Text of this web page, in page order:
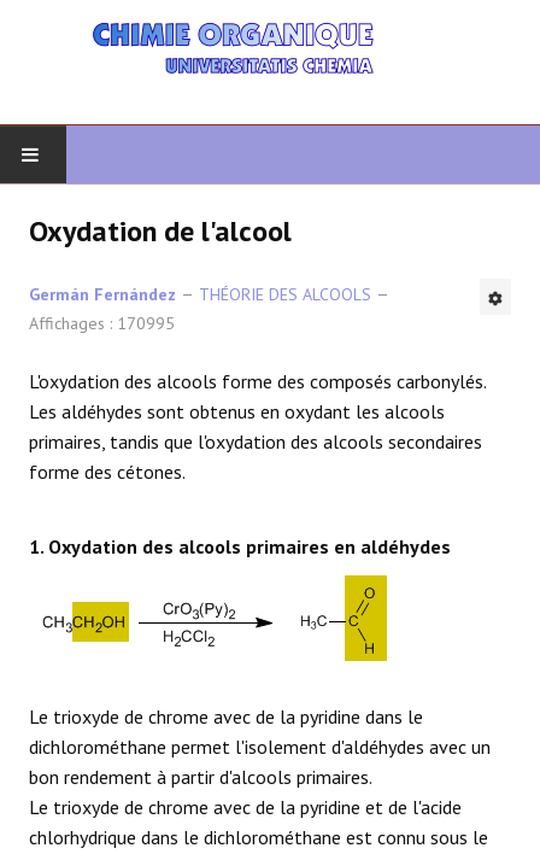
ORGANIQUE AVANCÉ
HÉTÉROCYCLES
LA SYNTHÈSE
Oxydation de l'alcool
Germán Fernández
THÉORIE DES ALCOOLS
Affichages : 170995
L'oxydation des alcools forme des composés carbonylés.
Les aldéhydes sont obtenus en oxydant les alcools
primaires, tandis que l'oxydation des alcools secondaires
forme des cétones.
1. Oxydation des alcools primaires en aldéhydes
Le trioxyde de chrome avec de la pyridine dans le
dichlorométhane permet l'isolement d'aldéhydes avec un
bon rendement à partir d'alcools primaires.
Le trioxyde de chrome avec de la pyridine et de l'acide
chlorhydrique dans le dichlorométhane est connu sous le